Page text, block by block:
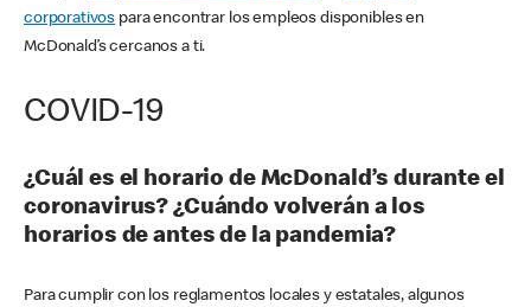
corporativos para encontrar los empleos disponibles en
McDonald’s cercanos a ti.
COVID-19
¿Cuál es el horario de McDonald’s durante el
coronavirus? ¿Cuándo volverán a los
horarios de antes de la pandemia?
Para cumplir con los reglamentos locales y estatales, algunos